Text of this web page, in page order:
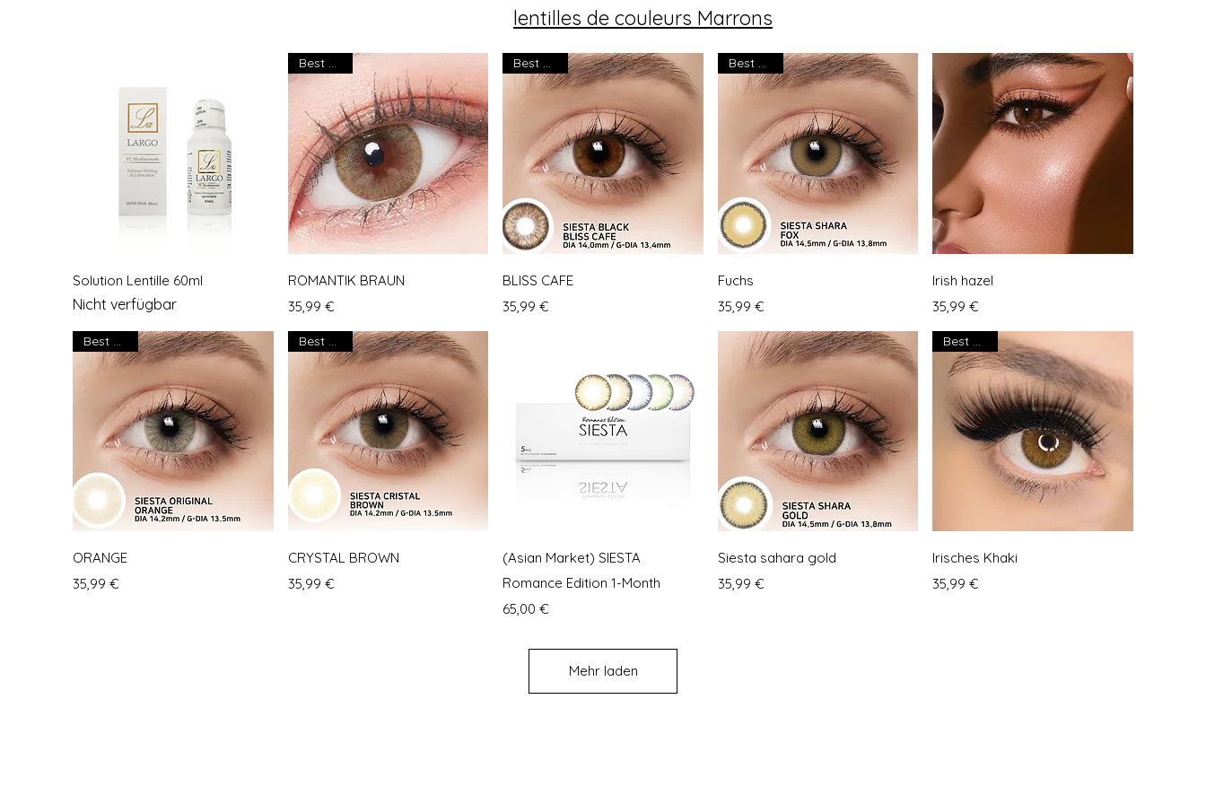
lentilles de couleurs Marrons
Schnellansicht
Solution Lentille 60ml
Nicht verfügbar
Schnellansicht
Best seller
ROMANTIK BRAUN
Preis
35,99 €
Schnellansicht
Best seller
BLISS CAFE
Preis
35,99 €
Best seller
Fuchs
Preis
35,99 €
Schnellansicht
Irish hazel
Preis
35,99 €
Schnellansicht
ORANGE
Preis
35,99 €
Schnellansicht
CRYSTAL BROWN
Preis
35,99 €
Schnellansicht
(Asian Market) SIESTA
Romance Edition 1-Month
Preis
65,00 €
Schnellansicht
Siesta sahara gold
Preis
35,99 €
Schnellansicht
Irisches Khaki
Preis
35,99 €
Mehr laden